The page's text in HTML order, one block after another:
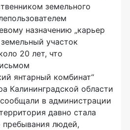
земельного
назначению „карьер
участок
20 лет, что
янтарный комбинат“
Калининградской области
в администрации
давно стала
людей,